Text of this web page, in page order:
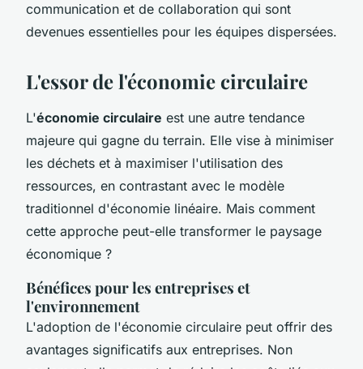
communication et de collaboration qui sont
devenues essentielles pour les équipes dispersées.
L'essor de l'économie circulaire
L'économie circulaire est une autre tendance
majeure qui gagne du terrain. Elle vise à minimiser
les déchets et à maximiser l'utilisation des
ressources, en contrastant avec le modèle
traditionnel d'économie linéaire. Mais comment
cette approche peut-elle transformer le paysage
économique ?
Bénéfices pour les entreprises et
l'environnement
L'adoption de l'économie circulaire peut offrir des
avantages significatifs aux entreprises. Non